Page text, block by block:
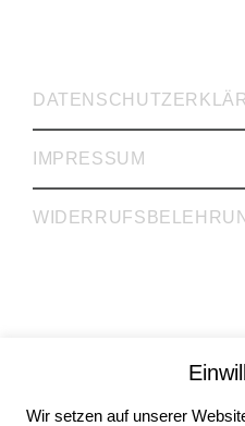
IMPRESSUM
Rechtsanwälte Dr. Krieg,
Rechtsberatung |
Köln | Mülheim an der Ruhr
Wir setzen auf unserer